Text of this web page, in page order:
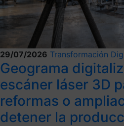
29/07/2026 Transformación
Geograma
escáner láser 3D
reformas o
detener la